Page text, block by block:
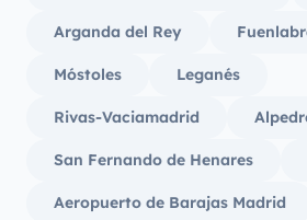
Arganda del Rey
Móstoles Leganés
Rivas-Vaciamadrid
San Fernando de Henares
Aeropuerto de Barajas Madrid